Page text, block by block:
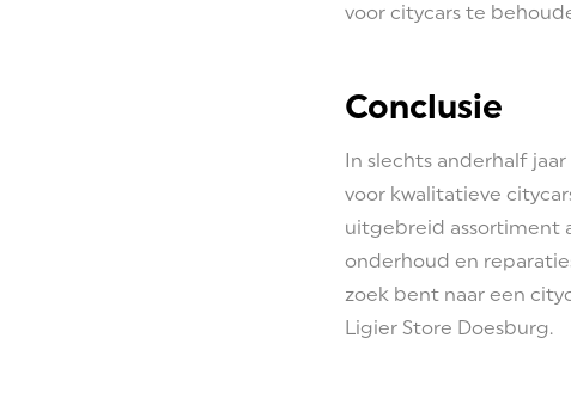
voor citycars te
Conclusie
In slechts anderhalf
voor kwalitatieve
uitgebreid assortiment
onderhoud en
zoek bent naar een
Ligier Store Doesburg.